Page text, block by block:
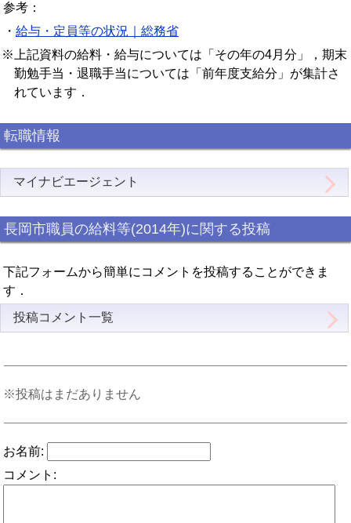
参考：
・ 給与・定員等の状況｜総務省
※上記資料の給料・給与については「その年の4月分」，期末
勤勉手当・退職手当については「前年度支給分」が集計さ
れています．
転職情報
マイナビエージェント
長岡市職員の給料等(2014年)に関する投稿
下記フォームから簡単にコメントを投稿することができま
す．
投稿コメント一覧
※投稿はまだありません
お名前:
コメント: